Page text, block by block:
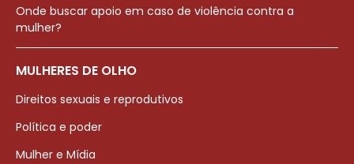
Onde buscar apoio em caso de violência contra a
mulher?
MULHERES DE OLHO
Direitos sexuais e reprodutivos
Política e poder
Mulher e Mídia